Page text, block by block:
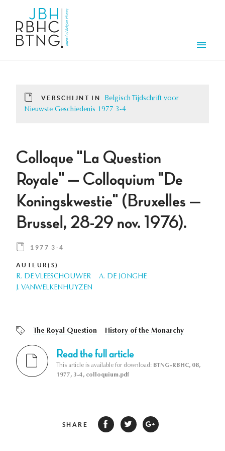
VERSCHIJNT IN
Belgisch Tijdschrift voor
Nieuwste Geschiedenis 1977 3-4
Colloque "La Question
Royale" — Colloquium "De
Koningskwestie" (Bruxelles —
Brussel, 28-29 nov. 1976).
1977 3-4
AUTEUR(S)
R. DE VLEESCHOUWER
A. DE JONGHE
J. VANWELKENHUYZEN
The Royal Question History of the Monarchy
Read the full article
This article is available for download: BTNG-RBHC, 08,
1977, 3-4, colloquium.pdf
SHARE